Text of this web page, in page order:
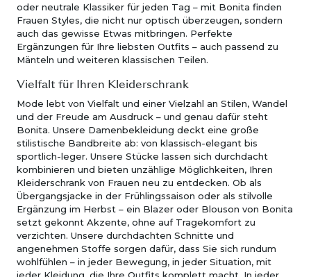
oder neutrale Klassiker für jeden Tag – mit Bonita finden
Frauen Styles, die nicht nur optisch überzeugen, sondern
auch das gewisse Etwas mitbringen. Perfekte
Ergänzungen für Ihre liebsten Outfits – auch passend zu
Mänteln und weiteren klassischen Teilen.
Vielfalt für Ihren Kleiderschrank
Mode lebt von Vielfalt und einer Vielzahl an Stilen, Wandel
und der Freude am Ausdruck – und genau dafür steht
Bonita. Unsere Damenbekleidung deckt eine große
stilistische Bandbreite ab: von klassisch-elegant bis
sportlich-leger. Unsere Stücke lassen sich durchdacht
kombinieren und bieten unzählige Möglichkeiten, Ihren
Kleiderschrank von Frauen neu zu entdecken. Ob als
Übergangsjacke in der Frühlingssaison oder als stilvolle
Ergänzung im Herbst – ein Blazer oder Blouson von Bonita
setzt gekonnt Akzente, ohne auf Tragekomfort zu
verzichten. Unsere durchdachten Schnitte und
angenehmen Stoffe sorgen dafür, dass Sie sich rundum
wohlfühlen – in jeder Bewegung, in jeder Situation, mit
jeder Kleidung, die Ihre Outfits komplett macht. In jeder